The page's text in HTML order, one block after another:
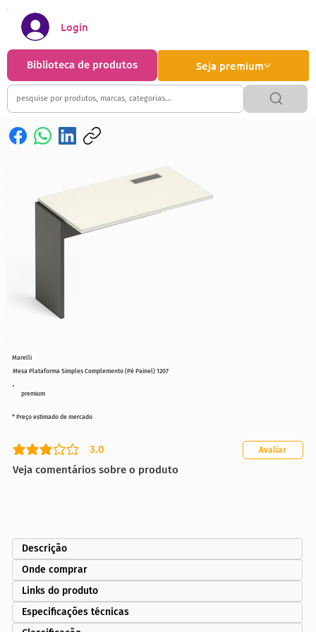
Seja premium
Biblioteca de produtos
Login
premium
Mesa Plataforma Simples Complemento (Pé Painel) 1207
3.0
classificação média é 3 de 5
Veja comentários sobre o produto
Avaliar
* Preço estimado de mercado
Marelli
Descrição
Onde comprar
Links do produto
Especificações técnicas